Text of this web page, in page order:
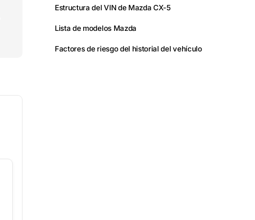
Estructura del VIN de Mazda CX-5
Lista de modelos Mazda
Factores de riesgo del historial del vehículo